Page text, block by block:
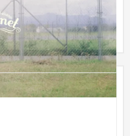
屋Bernet様のECサイトを作
モデル・カメラマンの選定、